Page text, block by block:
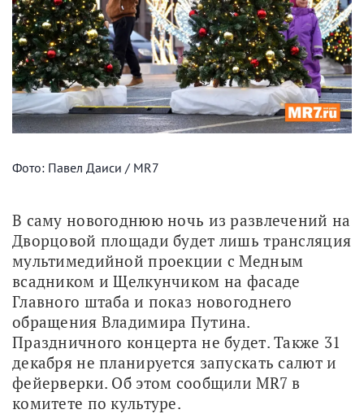
Фото: Павел Даиси / MR7
В саму новогоднюю ночь из развлечений на
Дворцовой площади будет лишь трансляция
мультимедийной проекции с Медным
всадником и Щелкунчиком на фасаде
Главного штаба и показ новогоднего
обращения Владимира Путина.
Праздничного концерта не будет. Также 31
декабря не планируется запускать салют и
фейерверки. Об этом сообщили MR7 в
комитете по культуре.